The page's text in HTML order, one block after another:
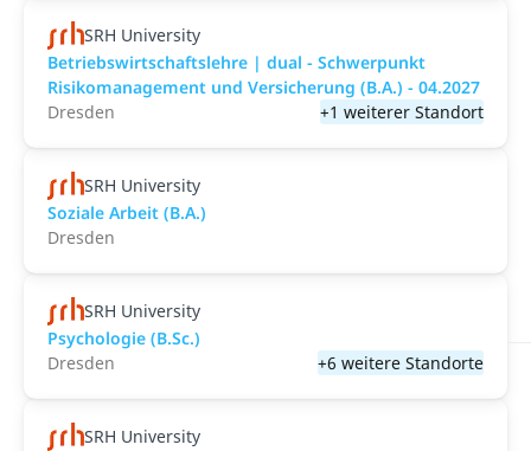
SRH University
Betriebswirtschaftslehre | dual - Schwerpunkt
Risikomanagement und Versicherung (B.A.) - 04.2027
Dresden
+1 weiterer Standort
SRH University
Soziale Arbeit (B.A.)
Dresden
SRH University
Psychologie (B.Sc.)
Dresden
+6 weitere Standorte
SRH University